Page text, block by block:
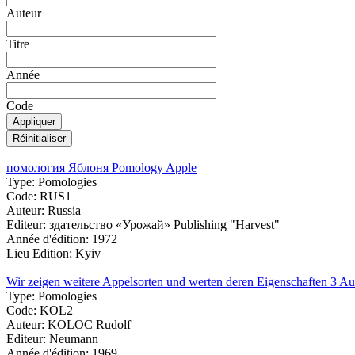
Auteur
Titre
Année
Code
помология Яблоня Pomology Apple
Type: Pomologies
Code: RUS1
Auteur: Russia
Editeur: здательство «Урожай» Publishing "Harvest"
Année d'édition: 1972
Lieu Edition: Kyiv
Wir zeigen weitere Appelsorten und werten deren Eigenschaften 3
Type: Pomologies
Code: KOL2
Auteur: KOLOC Rudolf
Editeur: Neumann